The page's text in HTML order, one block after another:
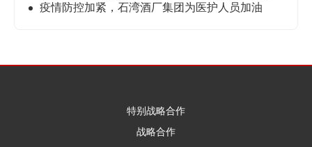
疫情防控加紧，石湾酒厂集团为医护人员加油
特别战略合作
战略合作